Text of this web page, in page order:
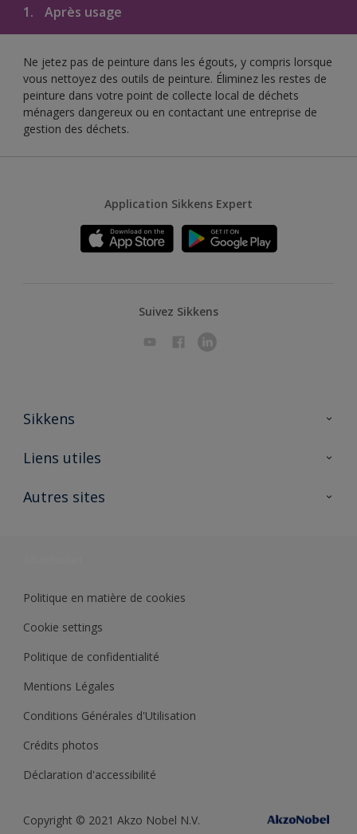
1. Après usage
Ne jetez pas de peinture dans les égouts, y compris lorsque
vous nettoyez des outils de peinture. Éliminez les restes de
peinture dans votre point de collecte local de déchets
ménagers dangereux ou en contactant une entreprise de
gestion des déchets.
Application Sikkens Expert
Suivez Sikkens
Sikkens
A propos de Sikkens
Liens utiles
Ouvrir un magasin PASS
Autres sites
Politique en matière de cookies
Cookie settings
Politique de confidentialité
Mentions Légales
Conditions Générales d'Utilisation
Crédits photos
Déclaration d'accessibilité
Copyright © 2021 Akzo Nobel N.V.